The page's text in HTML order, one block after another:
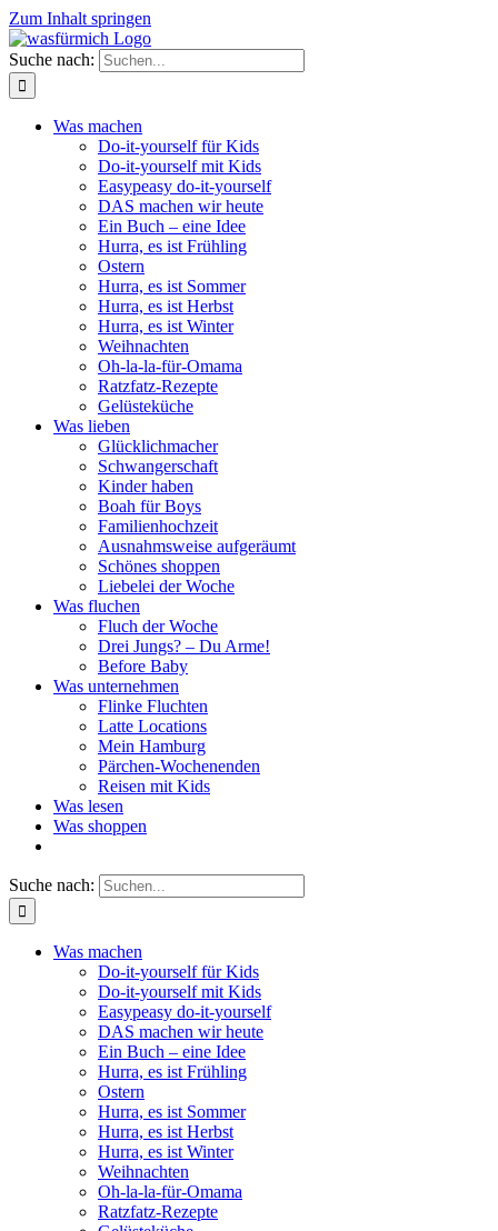
Zum Inhalt springen
Suche nach:
Was machen
Do-it-yourself für Kids
Do-it-yourself mit Kids
Easypeasy do-it-yourself
DAS machen wir heute
Ein Buch – eine Idee
Hurra, es ist Frühling
Ostern
Hurra, es ist Sommer
Hurra, es ist Herbst
Hurra, es ist Winter
Weihnachten
Oh-la-la-für-Omama
Ratzfatz-Rezepte
Gelüsteküche
Was lieben
Glücklichmacher
Schwangerschaft
Kinder haben
Boah für Boys
Familienhochzeit
Ausnahmsweise aufgeräumt
Schönes shoppen
Liebelei der Woche
Was fluchen
Fluch der Woche
Drei Jungs? – Du Arme!
Before Baby
Was unternehmen
Flinke Fluchten
Latte Locations
Mein Hamburg
Pärchen-Wochenenden
Reisen mit Kids
Was lesen
Was shoppen
Suche nach:
Was machen
Do-it-yourself für Kids
Do-it-yourself mit Kids
Easypeasy do-it-yourself
DAS machen wir heute
Ein Buch – eine Idee
Hurra, es ist Frühling
Ostern
Hurra, es ist Sommer
Hurra, es ist Herbst
Hurra, es ist Winter
Weihnachten
Oh-la-la-für-Omama
Ratzfatz-Rezepte